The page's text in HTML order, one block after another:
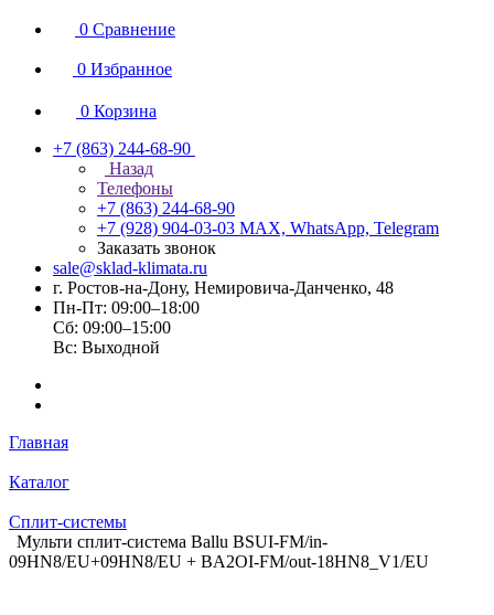
0 Сравнение
0 Избранное
0 Корзина
+7 (863) 244-68-90
Назад
Телефоны
+7 (863) 244-68-90
+7 (928) 904-03-03 MAX, WhatsApp, Telegram
Заказать звонок
sale@sklad-klimata.ru
г. Ростов-на-Дону, Немировича-Данченко, 48
Пн-Пт: 09:00–18:00
Сб: 09:00–15:00
Вс: Выходной
Главная
Каталог
Сплит-системы
Мульти сплит-система Ballu BSUI-FM/in-
09HN8/EU+09HN8/EU + BA2OI-FM/out-18HN8_V1/EU